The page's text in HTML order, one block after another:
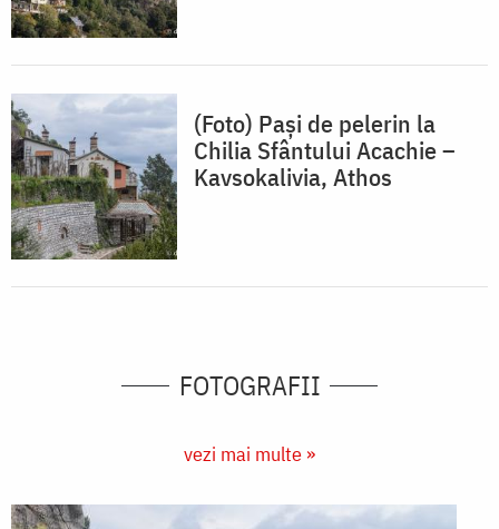
(Foto) Paşi de pelerin la
Chilia Sfântului Acachie –
Kavsokalivia, Athos
FOTOGRAFII
vezi mai multe »